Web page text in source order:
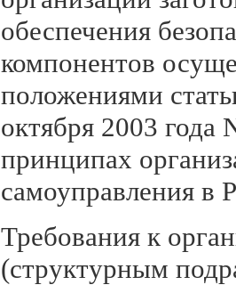
обеспечения
компонентов
положениями
октября 2003
принципах
самоуправления в
Требования к
(структурным